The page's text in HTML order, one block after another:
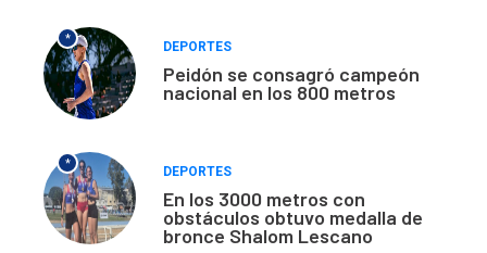
*
DEPORTES
Peidón se consagró campeón
nacional en los 800 metros
*
DEPORTES
En los 3000 metros con
obstáculos obtuvo medalla de
bronce Shalom Lescano